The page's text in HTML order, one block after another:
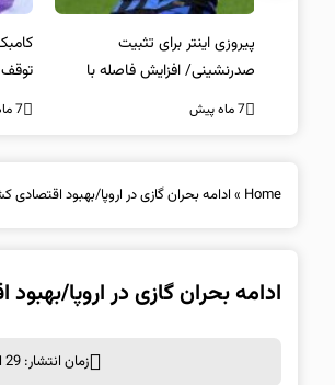
کامبک ناکام منچستریونایتد/
توقف سیتی و شکست چلسی
7 ماه پیش 7 ماه پیش
Home
» ادامه بحران گازی در اروپا/بهبود اقتصادی کشورهای بحران
ادامه بحران گازی در اروپا/بهبود اقتصادی
زمان انتشار: 29 اکتبر 2021 ساعت 14:10